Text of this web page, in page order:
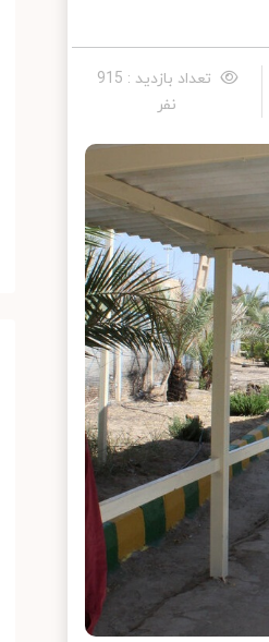
تعداد بازدید : 915
نفر